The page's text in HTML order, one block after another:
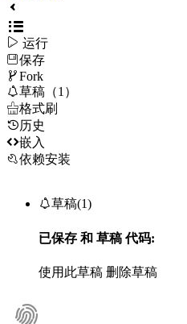
 运行
保存
Fork
草稿（1）
格式刷
历史
嵌入
依赖安装
草稿(1)
已保存 和 草稿代码:
使用此草稿 删除草稿